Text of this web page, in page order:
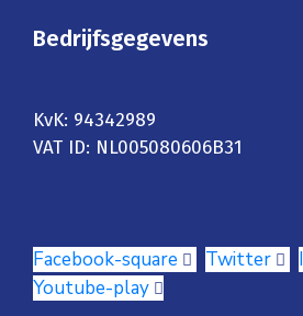
Bedrijfsgegevens
KvK: 94342989
VAT ID: NL005080606B31
Facebook-square Twitter
Youtube-play